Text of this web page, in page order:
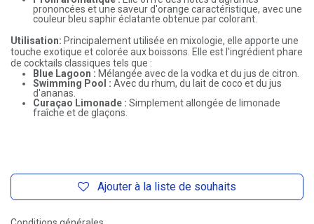
prononcées et une saveur d'orange caractéristique, avec une
couleur bleu saphir éclatante obtenue par colorant.
Utilisation: Principalement utilisée en mixologie, elle apporte une
touche exotique et colorée aux boissons. Elle est l'ingrédient phare
de cocktails classiques tels que :
Blue Lagoon : Mélangée avec de la vodka et du jus de citron.
Swimming Pool : Avec du rhum, du lait de coco et du jus
d'ananas.
Curaçao Limonade : Simplement allongée de limonade
fraîche et de glaçons.
Ajouter à la liste de souhaits